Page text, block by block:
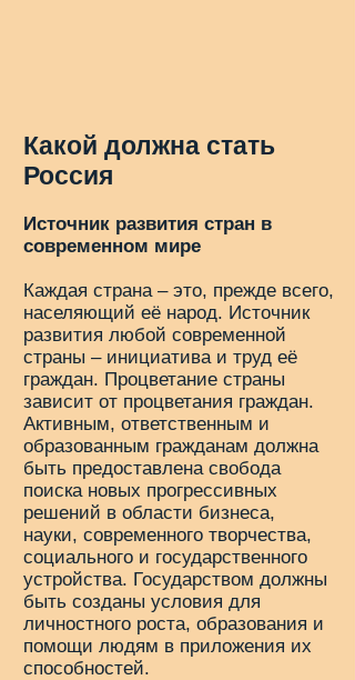
Какой должна стать
Россия
Источник развития стран в
современном мире
Каждая страна – это, прежде всего,
населяющий её народ. Источник
развития любой современной
страны – инициатива и труд её
граждан. Процветание страны
зависит от процветания граждан.
Активным, ответственным и
образованным гражданам должна
быть предоставлена свобода
поиска новых прогрессивных
решений в области бизнеса,
науки, современного творчества,
социального и государственного
устройства. Государством должны
быть созданы условия для
личностного роста, образования и
помощи людям в приложения их
способностей.